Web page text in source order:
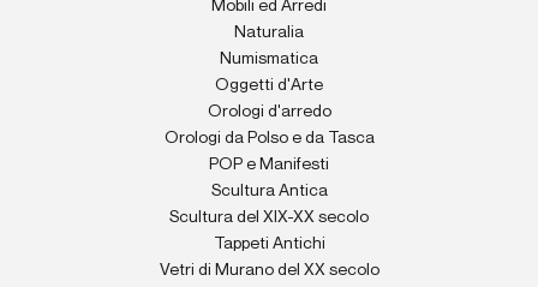
Mobili ed Arredi
Naturalia
Numismatica
Oggetti d'Arte
Orologi d'arredo
Orologi da Polso e da Tasca
POP e Manifesti
Scultura Antica
Scultura del XIX-XX secolo
Tappeti Antichi
Vetri di Murano del XX secolo